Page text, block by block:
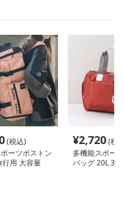
(税込)
ーツボストン
行用 大容量
¥2,720(税
多機能スポー
バッグ 20L 30L